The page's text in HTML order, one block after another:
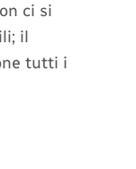
ci si
il
tutti i